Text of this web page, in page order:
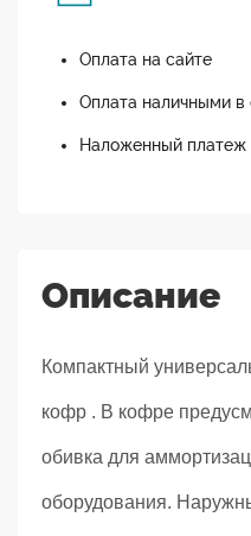
Оплата на сайте
Оплата наличными в
Наложенный платеж
Описание
Компактный
кофр . В кофре
обивка для
оборудования.